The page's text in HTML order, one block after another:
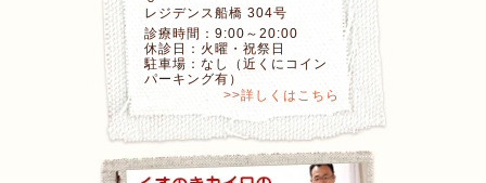
レジデンス船橋 304号
診療時間：9:00～20:00
休診日：火曜・祝祭日
駐車場：なし（近くにコイン
パーキング有）
>>詳しくはこちら